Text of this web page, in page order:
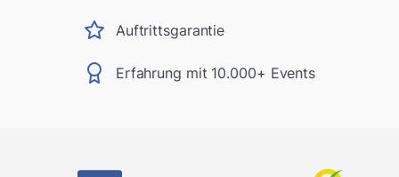
Auftrittsgarantie
Erfahrung mit 10.000+ Events